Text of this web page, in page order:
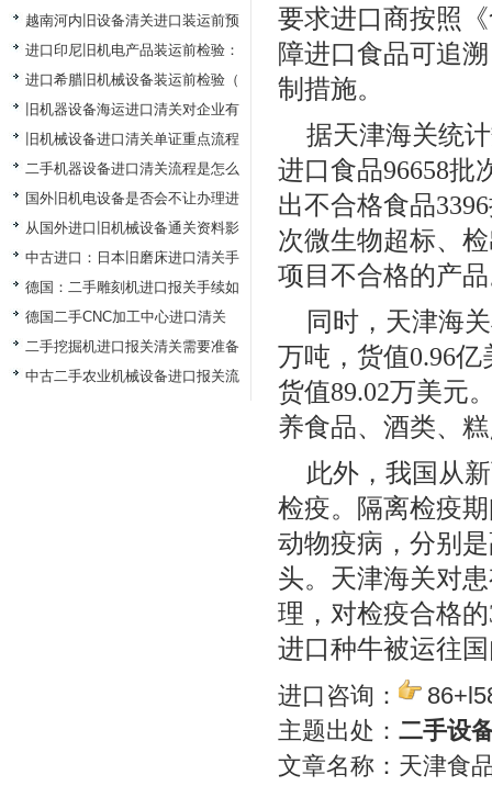
越南河内旧设备清关进口装运前预
进口印尼旧机电产品装运前检验：
进口希腊旧机械设备装运前检验（
旧机器设备海运进口清关对企业有
旧机械设备进口清关单证重点流程
二手机器设备进口清关流程是怎么
国外旧机电设备是否会不让办理进
从国外进口旧机械设备通关资料影
中古进口：日本旧磨床进口清关手
德国：二手雕刻机进口报关手续如
德国二手CNC加工中心进口清关
二手挖掘机进口报关清关需要准备
中古二手农业机械设备进口报关流
要求进口商按照
障进口食品可追
制措施。
据天津海关统
进口食品96658批
出不合格食品
次微生物超标、
项目不合格的产
同时，天津海
万吨，货值0.96
货值89.02万美元
养食品、酒类、
此外，我国从
检疫。隔离检疫
动物疫病，分别
头。天津海关对
理，对检疫合格
进口种牛被运往
进口咨询：
主题出处： 二手设
文章名称：天津食